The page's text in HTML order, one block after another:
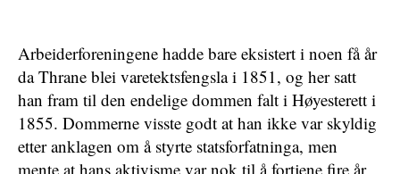
Arbeiderforeningene hadde bare eksistert i noen få år
da Thrane blei varetektsfengsla i 1851, og her satt
han fram til den endelige dommen falt i Høyesterett i
1855. Dommerne visste godt at han ikke var skyldig
etter anklagen om å styrte statsforfatninga, men
mente at hans aktivisme var nok til å fortjene fire år